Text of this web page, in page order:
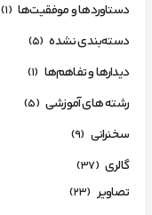
دستاوردها و موفقیت‌ها (1)
دسته‌بندی نشده (5)
دیدارها و تفاهم‌ها (1)
رشته های آموزشی (5)
سخنرانی (9)
گالری (37)
تصاویر (23)